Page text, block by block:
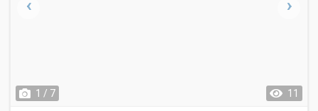
1 / 7 11